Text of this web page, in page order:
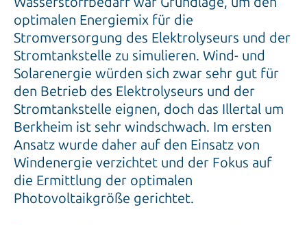
optimalen Energiemix für die
Stromversorgung des Elektrolyseurs und der
Stromtankstelle zu simulieren. Wind- und
Solarenergie würden sich zwar sehr gut für
den Betrieb des Elektrolyseurs und der
Stromtankstelle eignen, doch das Illertal um
Berkheim ist sehr windschwach. Im ersten
Ansatz wurde daher auf den Einsatz von
Windenergie verzichtet und der Fokus auf
die Ermittlung der optimalen
Photovoltaikgröße gerichtet.